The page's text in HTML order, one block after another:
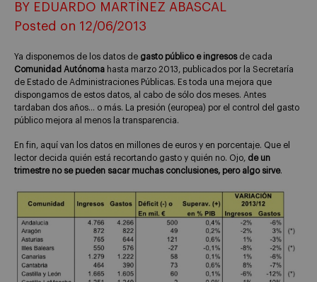
BY EDUARDO MARTÍNEZ ABASCAL
Posted on 12/06/2013
Ya disponemos de los datos de gasto público e ingresosde cada
Comunidad Autónoma hasta marzo 2013, publicados por la Secretaría
de Estado de Administraciones Públicas. Es toda una mejora que
dispongamos de estos datos, al cabo de sólo dos meses. Antes
tardaban dos años… o más. La presión (europea) por el control del gasto
público mejora al menos la transparencia.
En fin, aquí van los datos en millones de euros y en porcentaje. Que el
lector decida quién está recortando gasto y quién no. Ojo, de un
trimestre no se pueden sacar muchas conclusiones, pero algo sirve.